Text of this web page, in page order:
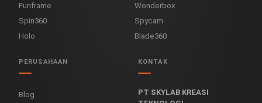
Funframe
Spin360
Holo
Wonderbox
Spycam
Blade360
PERUSAHAAN
Blog
KONTAK
PT SKYLAB KREASI